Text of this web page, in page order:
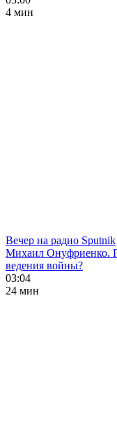
4 мин
Вечер на радио Sputnik
Михаил Онуфриенко.
ведения войны?
03:04
24 мин